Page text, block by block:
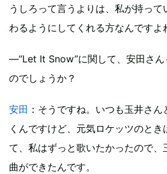
うしろって言うよりは、私が持っ
わるようにしてくれる方なんですよ
―“Let It Snow”に関して、安田さん
のでしょうか？
安田 ：そうですね。いつも玉井さ
くんですけど、元気ロケッツのとき
て、私はずっと歌いたかったので、
曲ができたんです。